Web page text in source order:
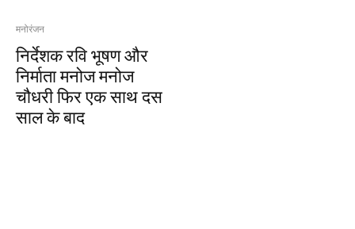
मनोरंजन
निर्देशक रवि भूषण और
निर्माता मनोज मनोज
चौधरी फिर एक साथ दस
साल के बाद